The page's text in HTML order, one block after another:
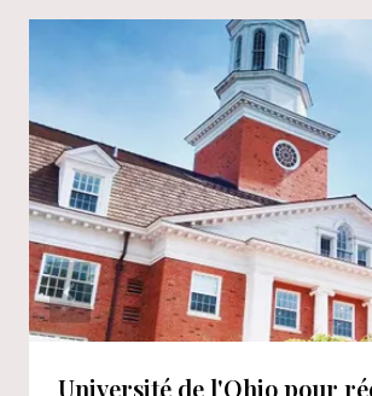
Université de l'Ohio pour